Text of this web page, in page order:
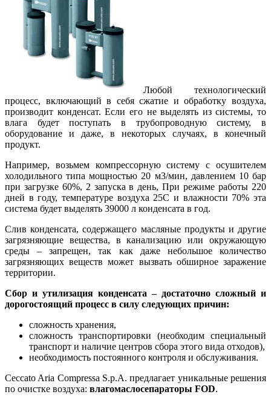
Любой технологический
процесс, включающий в себя сжатие и обработку воздуха,
производит конденсат. Если его не выделять из системы, то
влага будет поступать в трубопроводную систему, в
оборудование и даже, в некоторых случаях, в конечный
продукт.
Например, возьмем компрессорную систему с осушителем
холодильного типа мощностью 20 м3/мин, давлением 10 бар
при загрузке 60%, 2 запуска в день, При режиме работы 220
дней в году, температуре воздуха 25С и влажности 70% эта
система будет выделять 39000 л конденсата в год.
Слив конденсата, содержащего масляные продукты и другие
загрязняющие вещества, в канализацию или окружающую
среды – запрещен, так как даже небольшое количество
загрязняющих веществ может вызвать обширное заражение
территории.
Сбор и утилизация конденсата – достаточно сложный и
дорогостоящий процесс в силу следующих причин:
сложность хранения,
сложность транспортировки (необходим специальный
транспорт и наличие центров сбора этого вида отходов),
необходимость постоянного контроля и обслуживания.
Ceccato Aria Compressa S.p.A. предлагает уникальные решения
по очистке воздуха: влагомаслосепараторы FOD.